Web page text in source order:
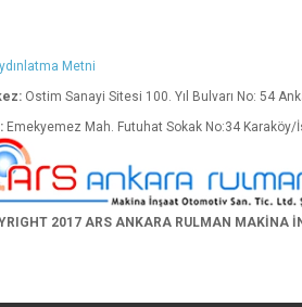
Metni
Ostim Sanayi Sitesi 100. Yıl
Emekyemez Mah. Futuhat Sokak
2017 ARS ANKARA RULMAN MAKİNA